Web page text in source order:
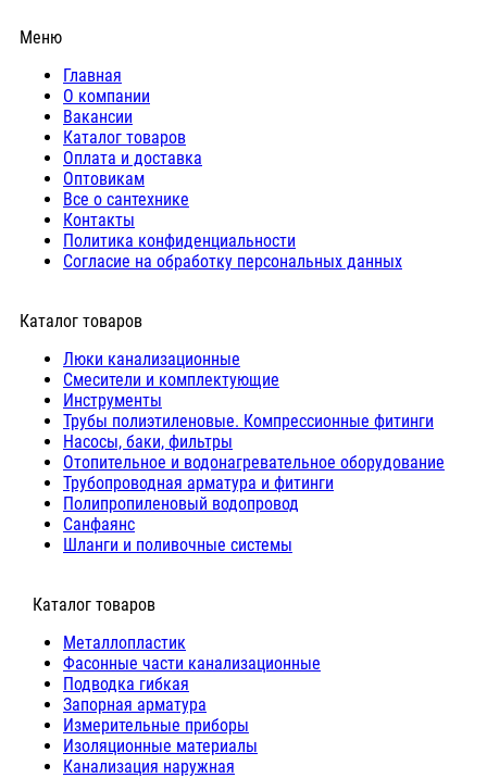
Меню
Главная
О компании
Вакансии
Каталог товаров
Оплата и доставка
Оптовикам
Все о сантехнике
Контакты
Политика конфиденциальности
Согласие на обработку персональных данных
Каталог товаров
Люки канализационные
Cмесители и комплектующие
Инструменты
Трубы полиэтиленовые. Компрессионные фитинги
Насосы, баки, фильтры
Отопительное и водонагревательное оборудование
Трубопроводная арматура и фитинги
Полипропиленовый водопровод
Санфаянс
Шланги и поливочные системы
⠀Каталог товаров
Металлопластик
Фасонные части канализационные
Подводка гибкая
Запорная арматура
Измерительные приборы
Изоляционные материалы
Канализация наружная